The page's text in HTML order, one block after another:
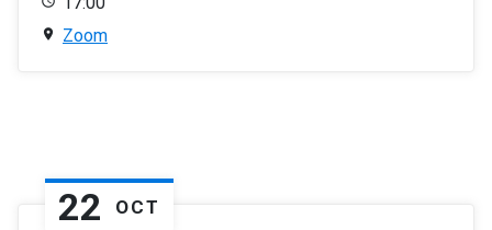
Zoom
22 OCT